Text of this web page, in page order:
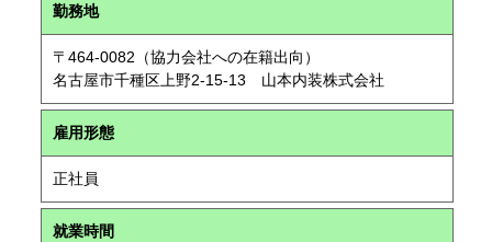
勤務地
〒464-0082（協力会社への在籍出向）
名古屋市千種区上野2-15-13 山本内装株式会社
雇用形態
正社員
就業時間